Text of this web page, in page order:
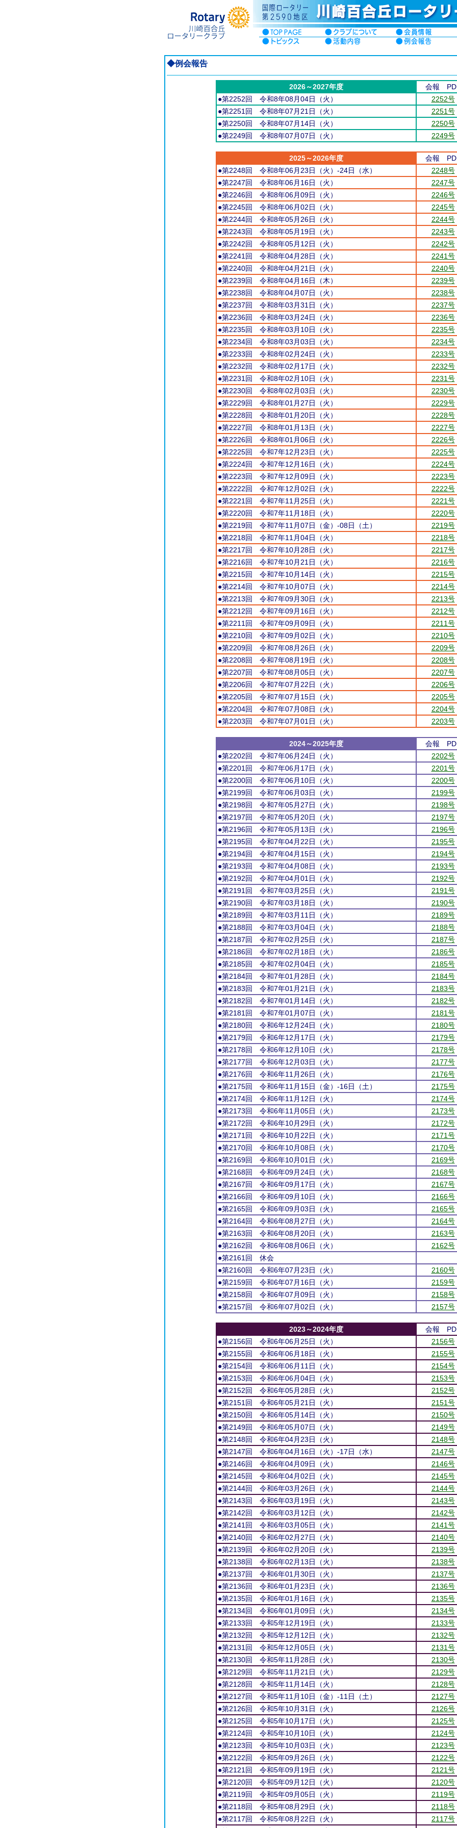
◆例会報告
2026～2027年度
会報
●第2252回 令和8年08月04日（火）
2252号
●第2251回 令和8年07月21日（火）
2251号
●第2250回 令和8年07月14日（火）
2250号
●第2249回 令和8年07月07日（火）
2249号
2025～2026年度
会報
●第2248回 令和8年06月23日（火）-24日（水）
2248号
●第2247回 令和8年06月16日（火）
2247号
●第2246回 令和8年06月09日（火）
2246号
●第2245回 令和8年06月02日（火）
2245号
●第2244回 令和8年05月26日（火）
2244号
●第2243回 令和8年05月19日（火）
2243号
●第2242回 令和8年05月12日（火）
2242号
●第2241回 令和8年04月28日（火）
2241号
●第2240回 令和8年04月21日（火）
2240号
●第2239回 令和8年04月16日（木）
2239号
●第2238回 令和8年04月07日（火）
2238号
●第2237回 令和8年03月31日（火）
2237号
●第2236回 令和8年03月24日（火）
2236号
●第2235回 令和8年03月10日（火）
2235号
●第2234回 令和8年03月03日（火）
2234号
●第2233回 令和8年02月24日（火）
2233号
●第2232回 令和8年02月17日（火）
2232号
●第2231回 令和8年02月10日（火）
2231号
●第2230回 令和8年02月03日（火）
2230号
●第2229回 令和8年01月27日（火）
2229号
●第2228回 令和8年01月20日（火）
2228号
●第2227回 令和8年01月13日（火）
2227号
●第2226回 令和8年01月06日（火）
2226号
●第2225回 令和7年12月23日（火）
2225号
●第2224回 令和7年12月16日（火）
2224号
●第2223回 令和7年12月09日（火）
2223号
●第2222回 令和7年12月02日（火）
2222号
●第2221回 令和7年11月25日（火）
2221号
●第2220回 令和7年11月18日（火）
2220号
●第2219回 令和7年11月07日（金）-08日（土）
2219号
●第2218回 令和7年11月04日（火）
2218号
●第2217回 令和7年10月28日（火）
2217号
●第2216回 令和7年10月21日（火）
2216号
●第2215回 令和7年10月14日（火）
2215号
●第2214回 令和7年10月07日（火）
2214号
●第2213回 令和7年09月30日（火）
2213号
●第2212回 令和7年09月16日（火）
2212号
●第2211回 令和7年09月09日（火）
2211号
●第2210回 令和7年09月02日（火）
2210号
●第2209回 令和7年08月26日（火）
2209号
●第2208回 令和7年08月19日（火）
2208号
●第2207回 令和7年08月05日（火）
2207号
●第2206回 令和7年07月22日（火）
2206号
●第2205回 令和7年07月15日（火）
2205号
●第2204回 令和7年07月08日（火）
2204号
●第2203回 令和7年07月01日（火）
2203号
2024～2025年度
会報
●第2202回 令和7年06月24日（火）
2202号
●第2201回 令和7年06月17日（火）
2201号
●第2200回 令和7年06月10日（火）
2200号
●第2199回 令和7年06月03日（火）
2199号
●第2198回 令和7年05月27日（火）
2198号
●第2197回 令和7年05月20日（火）
2197号
●第2196回 令和7年05月13日（火）
2196号
●第2195回 令和7年04月22日（火）
2195号
●第2194回 令和7年04月15日（火）
2194号
●第2193回 令和7年04月08日（火）
2193号
●第2192回 令和7年04月01日（火）
2192号
●第2191回 令和7年03月25日（火）
2191号
●第2190回 令和7年03月18日（火）
2190号
●第2189回 令和7年03月11日（火）
2189号
●第2188回 令和7年03月04日（火）
2188号
●第2187回 令和7年02月25日（火）
2187号
●第2186回 令和7年02月18日（火）
2186号
●第2185回 令和7年02月04日（火）
2185号
●第2184回 令和7年01月28日（火）
2184号
●第2183回 令和7年01月21日（火）
2183号
●第2182回 令和7年01月14日（火）
2182号
●第2181回 令和7年01月07日（火）
2181号
●第2180回 令和6年12月24日（火）
2180号
●第2179回 令和6年12月17日（火）
2179号
●第2178回 令和6年12月10日（火）
2178号
●第2177回 令和6年12月03日（火）
2177号
●第2176回 令和6年11月26日（火）
2176号
●第2175回 令和6年11月15日（金）-16日（土）
2175号
●第2174回 令和6年11月12日（火）
2174号
●第2173回 令和6年11月05日（火）
2173号
●第2172回 令和6年10月29日（火）
2172号
●第2171回 令和6年10月22日（火）
2171号
●第2170回 令和6年10月08日（火）
2170号
●第2169回 令和6年10月01日（火）
2169号
●第2168回 令和6年09月24日（火）
2168号
●第2167回 令和6年09月17日（火）
2167号
●第2166回 令和6年09月10日（火）
2166号
●第2165回 令和6年09月03日（火）
2165号
●第2164回 令和6年08月27日（火）
2164号
●第2163回 令和6年08月20日（火）
2163号
●第2162回 令和6年08月06日（火）
2162号
●第2161回 休会
●第2160回 令和6年07月23日（火）
2160号
●第2159回 令和6年07月16日（火）
2159号
●第2158回 令和6年07月09日（火）
2158号
●第2157回 令和6年07月02日（火）
2157号
2023～2024年度
会報
●第2156回 令和6年06月25日（火）
2156号
●第2155回 令和6年06月18日（火）
2155号
●第2154回 令和6年06月11日（火）
2154号
●第2153回 令和6年06月04日（火）
2153号
●第2152回 令和6年05月28日（火）
2152号
●第2151回 令和6年05月21日（火）
2151号
●第2150回 令和6年05月14日（火）
2150号
●第2149回 令和6年05月07日（火）
2149号
●第2148回 令和6年04月23日（火）
2148号
●第2147回 令和6年04月16日（火）-17日（水）
2147号
●第2146回 令和6年04月09日（火）
2146号
●第2145回 令和6年04月02日（火）
2145号
●第2144回 令和6年03月26日（火）
2144号
●第2143回 令和6年03月19日（火）
2143号
●第2142回 令和6年03月12日（火）
2142号
●第2141回 令和6年03月05日（火）
2141号
●第2140回 令和6年02月27日（火）
2140号
●第2139回 令和6年02月20日（火）
2139号
●第2138回 令和6年02月13日（火）
2138号
●第2137回 令和6年01月30日（火）
2137号
●第2136回 令和6年01月23日（火）
2136号
●第2135回 令和6年01月16日（火）
2135号
●第2134回 令和6年01月09日（火）
2134号
●第2133回 令和5年12月19日（火）
2133号
●第2132回 令和5年12月12日（火）
2132号
●第2131回 令和5年12月05日（火）
2131号
●第2130回 令和5年11月28日（火）
2130号
●第2129回 令和5年11月21日（火）
2129号
●第2128回 令和5年11月14日（火）
2128号
●第2127回 令和5年11月10日（金）-11日（土）
2127号
●第2126回 令和5年10月31日（火）
2126号
●第2125回 令和5年10月17日（火）
2125号
●第2124回 令和5年10月10日（火）
2124号
●第2123回 令和5年10月03日（火）
2123号
●第2122回 令和5年09月26日（火）
2122号
●第2121回 令和5年09月19日（火）
2121号
●第2120回 令和5年09月12日（火）
2120号
●第2119回 令和5年09月05日（火）
2119号
●第2118回 令和5年08月29日（火）
2118号
●第2117回 令和5年08月22日（火）
2117号